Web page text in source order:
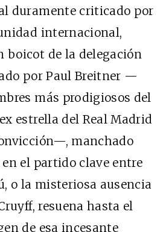
duramente criticado por
internacional,
boicot de la delegación
por Paul Breitner —
más prodigiosos del
estrella del Real Madrid
manchado
el partido clave entre
o la misteriosa ausencia
resuena hasta el
de esa incesante